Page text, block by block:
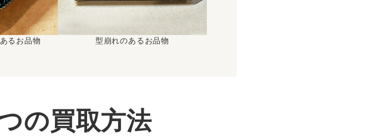
るお品物 型崩れのあるお品物
の買取方法